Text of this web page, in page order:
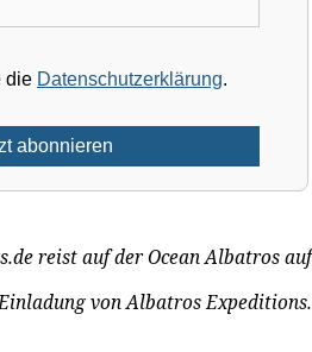
die Datenschutzerklärung.
reist auf der Ocean Albatros auf
von Albatros Expeditions.